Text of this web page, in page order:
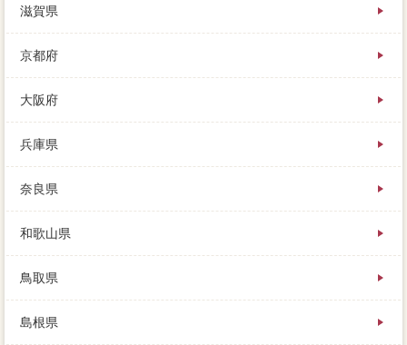
滋賀県
京都府
大阪府
兵庫県
奈良県
和歌山県
鳥取県
島根県